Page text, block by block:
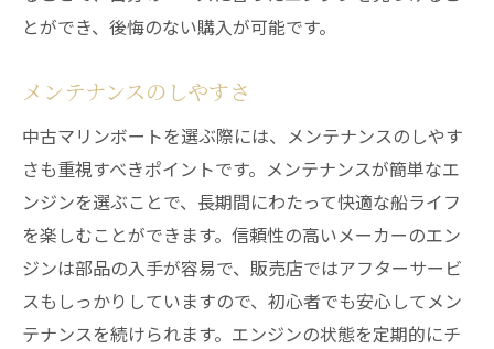
とができ、後悔のない購入が可能です。
メンテナンスのしやすさ
中古マリンボートを選ぶ際には、メンテナンスのしやす
さも重視すべきポイントです。メンテナンスが簡単なエ
ンジンを選ぶことで、長期間にわたって快適な船ライフ
を楽しむことができます。信頼性の高いメーカーのエン
ジンは部品の入手が容易で、販売店ではアフターサービ
スもしっかりしていますので、初心者でも安心してメン
テナンスを続けられます。エンジンの状態を定期的にチ